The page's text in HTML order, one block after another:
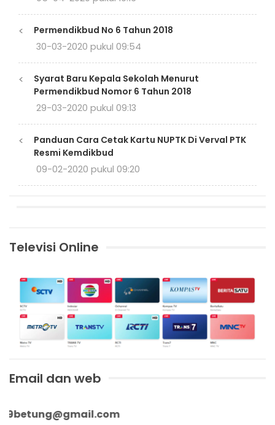
<
Permendikbud No 6 Tahun 2018
30-03-2020 pukul 09:54
<
Syarat Baru Kepala Sekolah Menurut
Permendikbud Nomor 6 Tahun 2018
29-03-2020 pukul 09:13
<
Panduan Cara Cetak Kartu NUPTK Di Verval PTK
Resmi Kemdikbud
09-02-2020 pukul 09:20
Televisi Online
Email dan web